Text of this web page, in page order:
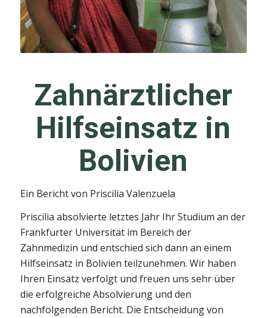
Zahnärztlicher
Hilfseinsatz in
Bolivien
Ein Bericht von Priscilia Valenzuela
Priscilia absolvierte letztes Jahr Ihr Studium an der
Frankfurter Universität im Bereich der
Zahnmedizin und entschied sich dann an einem
Hilfseinsatz in Bolivien teilzunehmen. Wir haben
Ihren Einsatz verfolgt und freuen uns sehr über
die erfolgreiche Absolvierung und den
nachfolgenden Bericht. Die Entscheidung von